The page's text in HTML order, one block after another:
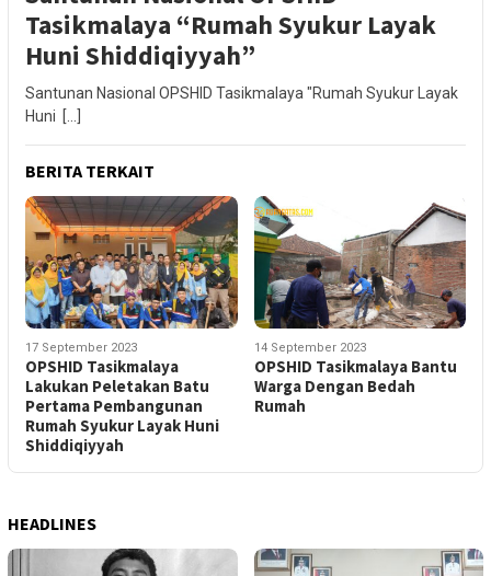
Tasikmalaya “Rumah Syukur Layak
Huni Shiddiqiyyah”
Santunan Nasional OPSHID Tasikmalaya "Rumah Syukur Layak
Huni […]
BERITA TERKAIT
17 September 2023
OPSHID Tasikmalaya
Lakukan Peletakan Batu
Pertama Pembangunan
Rumah Syukur Layak Huni
Shiddiqiyyah
14 September 2023
OPSHID Tasikmalaya Bantu
Warga Dengan Bedah
Rumah
HEADLINES